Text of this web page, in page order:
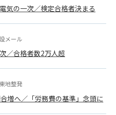
気の一次／検定合格者決まる
メール
／合格者数2万人超
地整発
増へ／「労務費の基準」念頭に
く削除できるものとします。
利用することにより得た情報
理者は、何らの責任も負わな